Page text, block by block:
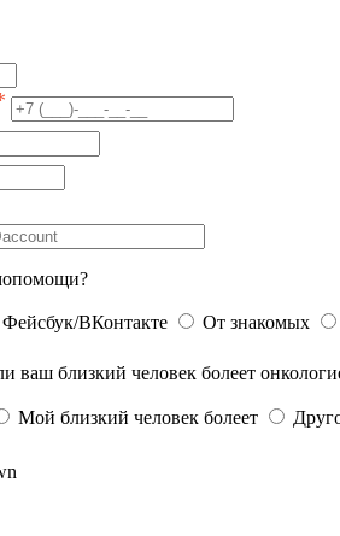
Фейсбук/ВКонтакте От знакомых
ваш близкий человек болеет
Мой близкий человек болеет